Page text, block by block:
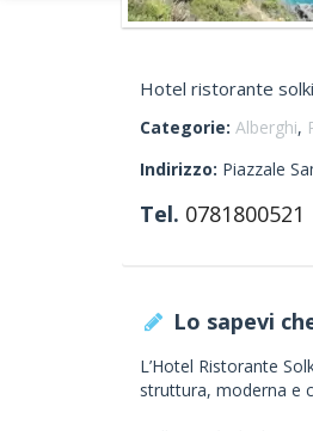
Hotel ristorante
Categorie: Alberghi,
Indirizzo: Piazzale
Tel. 0781800521
Lo sapevi
L’Hotel Ristorante
struttura, moderna e